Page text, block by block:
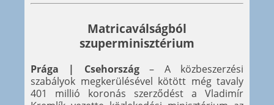
Matricaválságból
szuperminisztérium
Prága | Csehország– A közbeszerzési
szabályok megkerülésével kötött még tavaly
401 millió koronás szerződést a Vladimír